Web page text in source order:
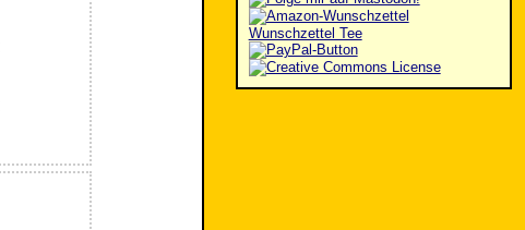
Wunschzettel Tee